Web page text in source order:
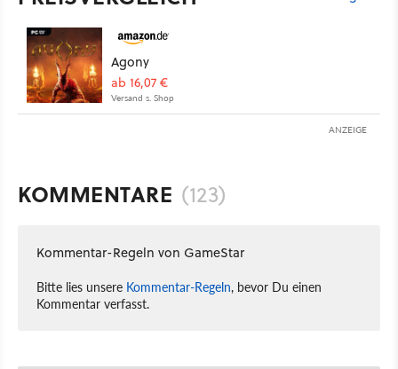
Agony
ab 16,07 €
Versand s. Shop
ANZEIGE
KOMMENTARE (123)
Kommentar-Regeln von GameStar
Bitte lies unsere Kommentar-Regeln, bevor Du einen
Kommentar verfasst.